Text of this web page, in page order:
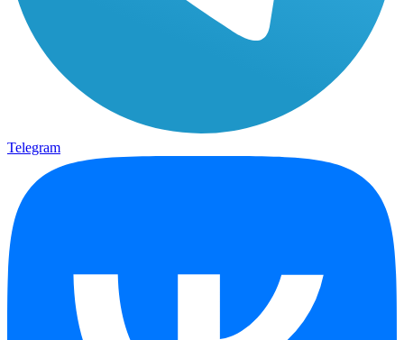
Telegram